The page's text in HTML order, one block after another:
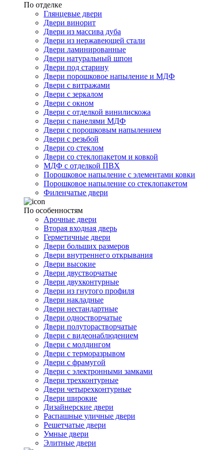
По отделке
Глянцевые двери
Двери винорит
Двери из массива дуба
Двери из нержавеющей стали
Двери ламинированные
Двери натуральный шпон
Двери под старину
Двери порошковое напыление и МДФ
Двери с витражами
Двери с зеркалом
Двери с окном
Двери с отделкой винилискожа
Двери с панелями МДФ
Двери с порошковым напылением
Двери с резьбой
Двери со стеклом
Двери со стеклопакетом и ковкой
МДФ с отделкой ПВХ
Порошковое напыление с элементами ковки
Порошковое напыление со стеклопакетом
Филенчатые двери
По особенностям
Арочные двери
Вторая входная дверь
Герметичные двери
Двери больших размеров
Двери внутреннего открывания
Двери высокие
Двери двустворчатые
Двери двухконтурные
Двери из гнутого профиля
Двери накладные
Двери нестандартные
Двери одностворчатые
Двери полуторастворчатые
Двери с видеонаблюдением
Двери с молдингом
Двери с терморазрывом
Двери с фрамугой
Двери с электронными замками
Двери трехконтурные
Двери четырехконтурные
Двери широкие
Дизайнерские двери
Распашные уличные двери
Решетчатые двери
Умные двери
Элитные двери